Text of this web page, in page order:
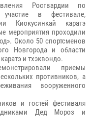
Росгвардии по
в фестивале,
Киокусинкай каратэ
мероприятия проходили
Около 50 спортсменов
Новгорода и области
и тхэквондо.
приемы
противников, а
вооруженного
и гостей фестиваля
Дед Мороз и